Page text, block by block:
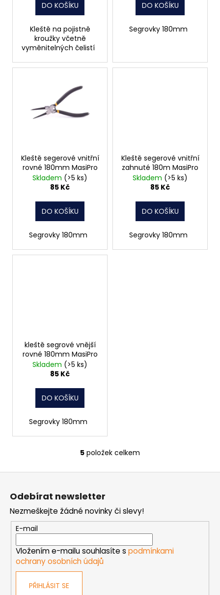
DO KOŠÍKU
Kleště na pojistně
kroužky včetně
vyměnitelných čelistí
DO KOŠÍKU
Segrovky 180mm
Kleště segerové vnitřní
rovné 180mm MasiPro
Skladem (>5 ks)
85 Kč
DO KOŠÍKU
Segrovky 180mm
Kleště segerové vnitřní
zahnuté 180m MasiPro
Skladem (>5 ks)
85 Kč
DO KOŠÍKU
Segrovky 180mm
kleště segrové vnější
rovné 180mm MasiPro
Skladem (>5 ks)
85 Kč
DO KOŠÍKU
Segrovky 180mm
O
v
a
c
í
p
r
5 položek celkem
Z
Odebírat newsletter
Nezmeškejte žádné novinky či slevy!
E-mail
Vložením e-mailu souhlasíte s podmínkami
ochrany osobních údajů
PŘIHLÁSIT SE